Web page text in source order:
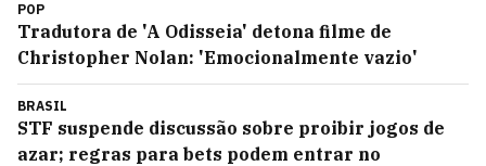
POP
Tradutora de 'A Odisseia' detona filme de
Christopher Nolan: 'Emocionalmente vazio'
BRASIL
STF suspende discussão sobre proibir jogos de
azar; regras para bets podem entrar no